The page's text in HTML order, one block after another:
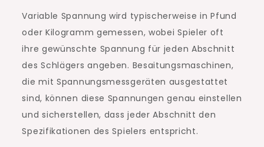
Variable Spannung wird typischerweise in Pfund
oder Kilogramm gemessen, wobei Spieler oft
ihre gewünschte Spannung für jeden Abschnitt
des Schlägers angeben. Besaitungsmaschinen,
die mit Spannungsmessgeräten ausgestattet
sind, können diese Spannungen genau einstellen
und sicherstellen, dass jeder Abschnitt den
Spezifikationen des Spielers entspricht.